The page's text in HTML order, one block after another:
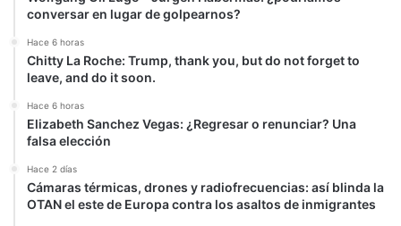
conversar en lugar de golpearnos?
Hace 6 horas
Chitty La Roche: Trump, thank you, but do not forget to
leave, and do it soon.
Hace 6 horas
Elizabeth Sanchez Vegas: ¿Regresar o renunciar? Una
falsa elección
Hace 2 días
Cámaras térmicas, drones y radiofrecuencias: así blinda la
OTAN el este de Europa contra los asaltos de inmigrantes